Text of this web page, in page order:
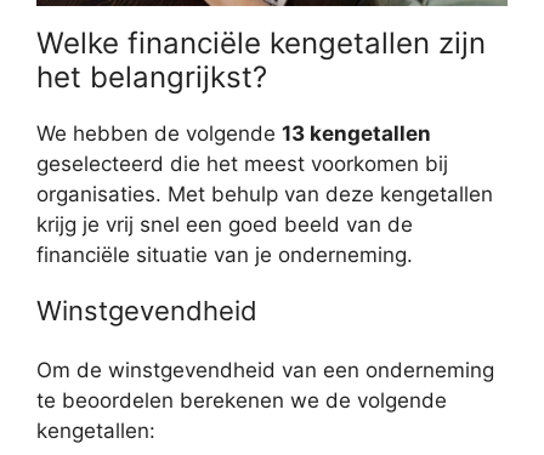
Welke financiële kengetallen zijn
het belangrijkst?
We hebben de volgende 13 kengetallen
geselecteerd die het meest voorkomen bij
organisaties. Met behulp van deze kengetallen
krijg je vrij snel een goed beeld van de
financiële situatie van je onderneming.
Winstgevendheid
Om de winstgevendheid van een onderneming
te beoordelen berekenen we de volgende
kengetallen: